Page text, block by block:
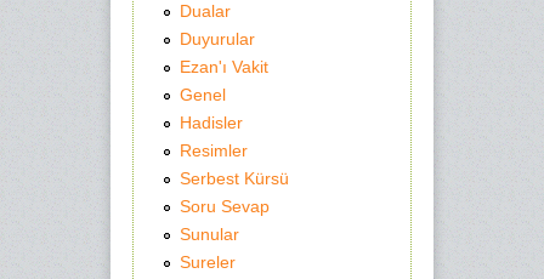
Dualar
Duyurular
Ezan'ı Vakit
Genel
Hadisler
Resimler
Serbest Kürsü
Soru Sevap
Sunular
Sureler